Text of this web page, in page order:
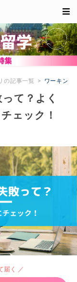
の記事一覧 ワーキング
て？よく
ェック！
届く ／